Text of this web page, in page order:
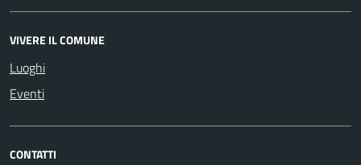
VIVERE IL COMUNE
Luoghi
Eventi
CONTATTI